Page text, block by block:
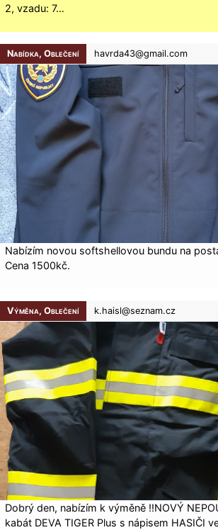
2, vzadu: 7…
Nabídka, Oblečení havrda43@gmail.com
Nabízím novou softshellovou bundu na
Cena 1500kč.
Výměna, Oblečení k.haisl@seznam.cz
Dobrý den, nabízím k výměně !!NOVÝ
kabát DEVA TIGER Plus s nápisem HASIČI